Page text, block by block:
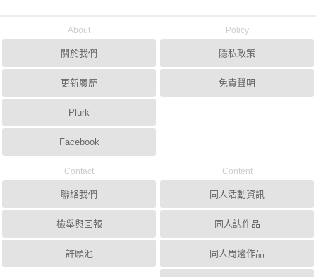
About
關於我們
更新履歷
Plurk
Facebook
Policy
隱私政策
免責聲明
Contact
聯絡我們
檢舉與回報
許願池
Content
同人活動資訊
同人誌作品
同人周邊作品